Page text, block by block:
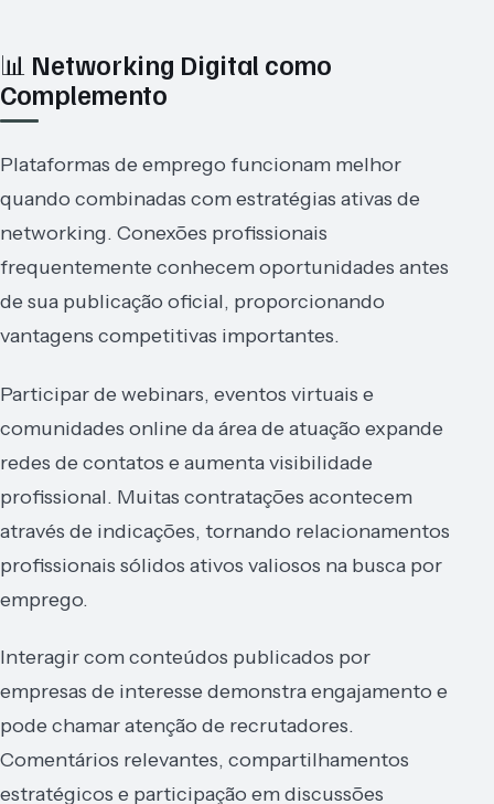
📊 Networking Digital como
Complemento
Plataformas de emprego funcionam melhor
quando combinadas com estratégias ativas de
networking. Conexões profissionais
frequentemente conhecem oportunidades antes
de sua publicação oficial, proporcionando
vantagens competitivas importantes.
Participar de webinars, eventos virtuais e
comunidades online da área de atuação expande
redes de contatos e aumenta visibilidade
profissional. Muitas contratações acontecem
através de indicações, tornando relacionamentos
profissionais sólidos ativos valiosos na busca por
emprego.
Interagir com conteúdos publicados por
empresas de interesse demonstra engajamento e
pode chamar atenção de recrutadores.
Comentários relevantes, compartilhamentos
estratégicos e participação em discussões